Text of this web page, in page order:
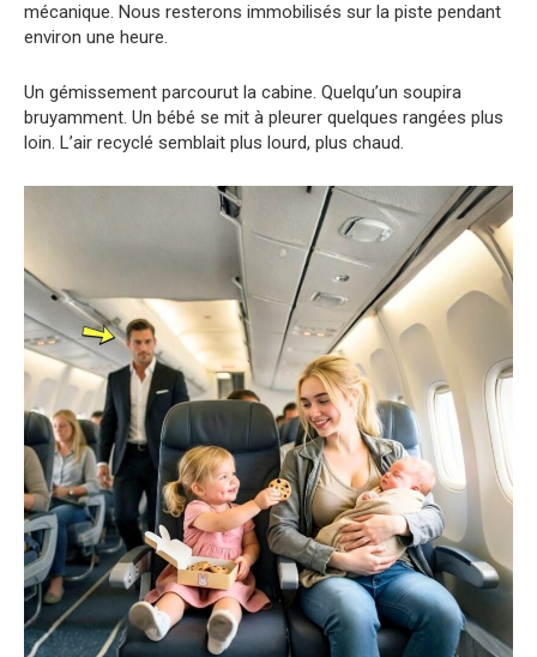
mécanique. Nous resterons immobilisés sur la piste pendant
environ une heure.
Un gémissement parcourut la cabine. Quelqu’un soupira
bruyamment. Un bébé se mit à pleurer quelques rangées plus
loin. L’air recyclé semblait plus lourd, plus chaud.